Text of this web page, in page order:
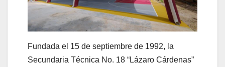
Fundada el 15 de septiembre de 1992, la
Secundaria Técnica No. 18 “Lázaro Cárdenas”